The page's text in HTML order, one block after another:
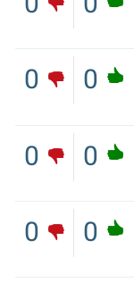
0
0
0
0
0
0